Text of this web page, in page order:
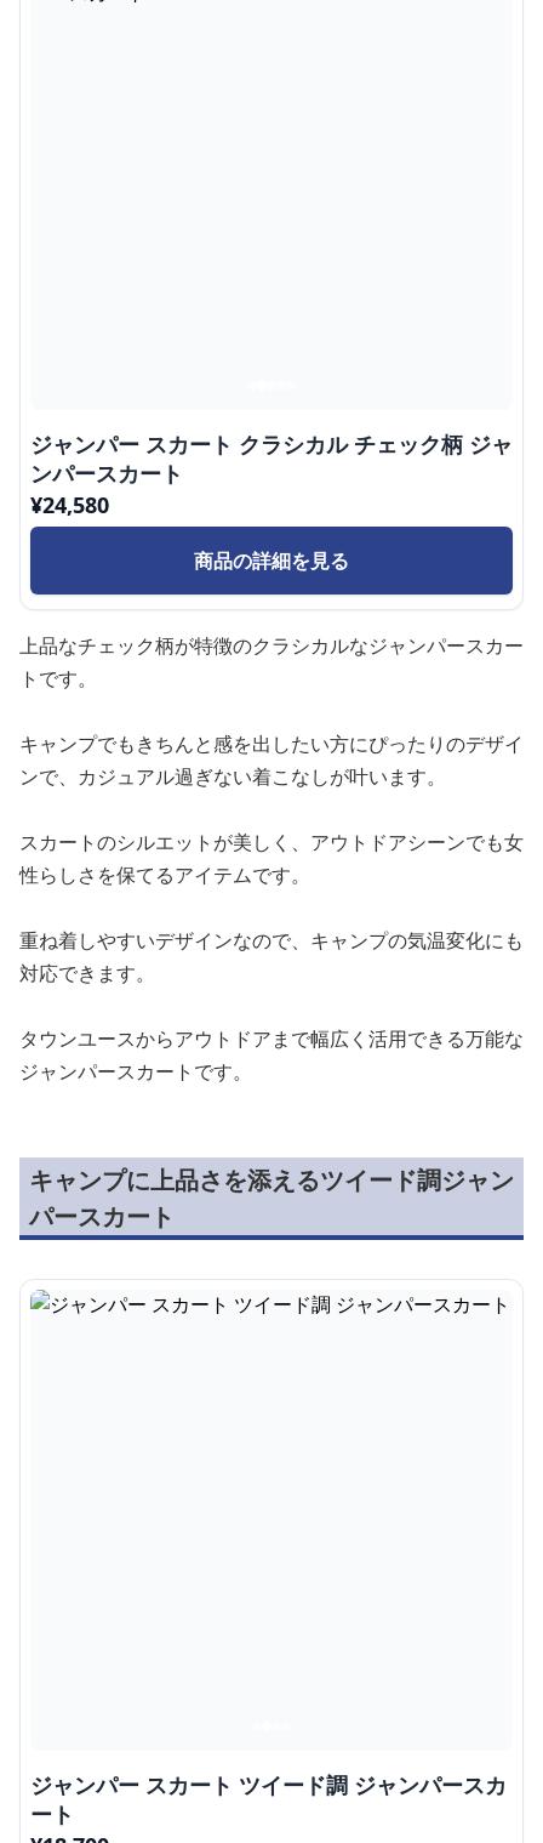
ジャンパー スカート クラシカル チェック柄 ジャ
ンパースカート
¥24,580
商品の詳細を見る
上品なチェック柄が特徴のクラシカルなジャンパースカー
トです。
キャンプでもきちんと感を出したい方にぴったりのデザイ
ンで、カジュアル過ぎない着こなしが叶います。
スカートのシルエットが美しく、アウトドアシーンでも女
性らしさを保てるアイテムです。
重ね着しやすいデザインなので、キャンプの気温変化にも
対応できます。
タウンユースからアウトドアまで幅広く活用できる万能な
ジャンパースカートです。
キャンプに上品さを添えるツイード調ジャン
パースカート
ジャンパー スカート ツイード調 ジャンパースカ
ート